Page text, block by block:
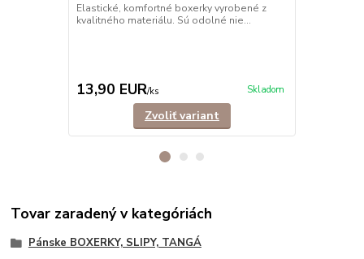
Elastické, komfortné boxerky vyrobené z
kvalitného materiálu. Sú odolné nie...
13,90 EUR/ks Skladom
Zvoliť variant
Tovar zaradený v kategóriách
Pánske BOXERKY, SLIPY, TANGÁ